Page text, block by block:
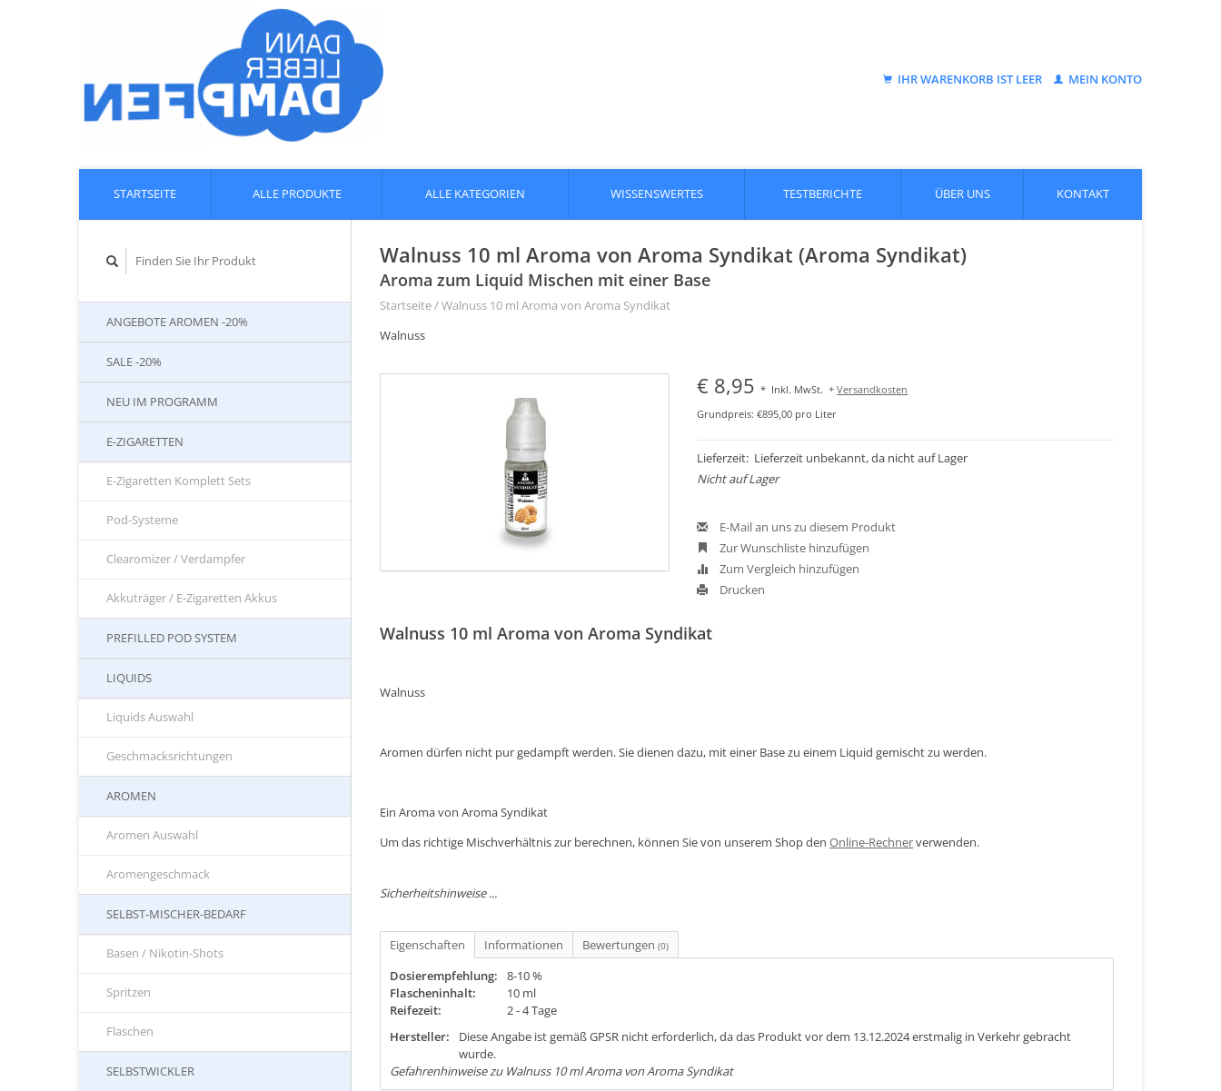
IHR WARENKORB IST LEER MEIN KONTO
STARTSEITE ALLE PRODUKTE ALLE KATEGORIEN WISSENSWERTES TESTBERICHTE ÜBER UNS KONTAKT
ANGEBOTE AROMEN -20%
SALE -20%
NEU IM PROGRAMM
E-ZIGARETTEN
E-Zigaretten Komplett Sets
Pod-Systeme
Clearomizer / Verdampfer
Akkuträger / E-Zigaretten Akkus
PREFILLED POD SYSTEM
LIQUIDS
Liquids Auswahl
Geschmacksrichtungen
AROMEN
Aromen Auswahl
Aromengeschmack
SELBST-MISCHER-BEDARF
Basen / Nikotin-Shots
Spritzen
Flaschen
SELBSTWICKLER
Walnuss 10 ml Aroma von Aroma Syndikat (Aroma Syndikat)
Aroma zum Liquid Mischen mit einer Base
Startseite/Walnuss 10 ml Aroma von Aroma Syndikat
Walnuss
€ 8,95* Inkl. MwSt. +Versandkosten
Grundpreis: €895,00 pro Liter
Lieferzeit: Lieferzeit unbekannt, da nicht auf Lager
Nicht auf Lager
E-Mail an uns zu diesem Produkt
Zur Wunschliste hinzufügen
Zum Vergleich hinzufügen
Drucken
Walnuss 10 ml Aroma von Aroma Syndikat
Walnuss
Aromen dürfen nicht pur gedampft werden. Sie dienen dazu, mit einer Base zu einem Liquid gemischt zu werden.
Ein Aroma von Aroma Syndikat
Um das richtige Mischverhältnis zur berechnen, können Sie von unserem Shop den Online-Rechnerverwenden.
Sicherheitshinweise ...
Eigenschaften Informationen Bewertungen (0)
Dosierempfehlung:
8-10 %
Flascheninhalt:
10 ml
Reifezeit:
2 - 4 Tage
Hersteller:
Diese Angabe ist gemäß GPSR nicht erforderlich, da das Produkt vor dem 13.12.2024 erstmalig in Verkehr gebracht
wurde.
Gefahrenhinweise zu Walnuss 10 ml Aroma von Aroma Syndikat